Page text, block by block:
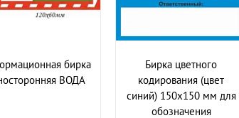
бирка
ВОДА
Бирка цветного
кодирования (цвет
синий) 150х150 мм для
обозначения